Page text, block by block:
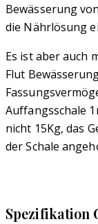
Bewässerung
die Nährlösung
Es ist aber auch
Flut
Auffangsschale
nicht 15Kg, das
der Schale
Spezifikation